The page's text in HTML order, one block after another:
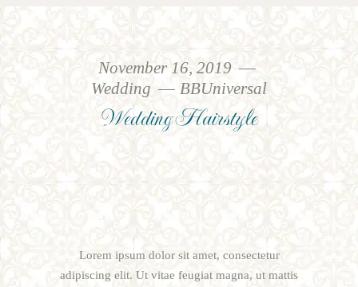
November 16, 2019
Wedding
BBUniversal
Wedding Hairstyle
Lorem ipsum dolor sit amet, consectetur
adipiscing elit. Ut vitae feugiat magna, ut mattis